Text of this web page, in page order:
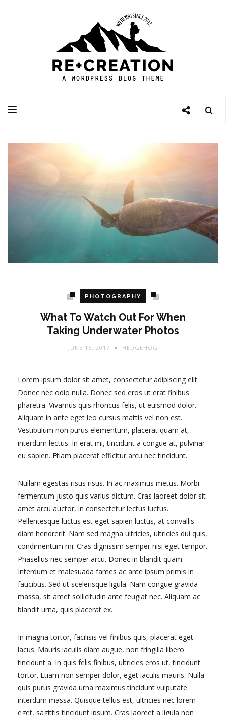
PHOTOGRAPHY
What To Watch Out For When
Taking Underwater Photos
JUNE 15, 2017 HEDGEHOG
Lorem ipsum dolor sit amet, consectetur adipiscing elit.
Donec nec odio nulla. Donec sed eros ut erat finibus
pharetra. Vivamus quis rhoncus felis, ut euismod dolor.
Aliquam in ante eget leo cursus mattis vel non est.
Vestibulum non purus elementum, placerat quam at,
interdum lectus. In erat mi, tincidunt a congue at, pulvinar
eu sapien. Etiam placerat efficitur arcu nec tincidunt.
Nullam egestas risus risus. In ac maximus metus. Morbi
fermentum justo quis varius dictum. Cras laoreet dolor sit
amet arcu auctor, in consectetur lectus luctus.
Pellentesque luctus est eget sapien luctus, at convallis
diam hendrerit. Nam sed magna ultricies, ultricies dui quis,
condimentum mi. Cras dignissim semper nisi eget tempor.
Phasellus nec semper arcu. Donec in blandit quam.
Interdum et malesuada fames ac ante ipsum primis in
faucibus. Sed ut scelerisque ligula. Nam congue gravida
massa, sit amet sollicitudin ante feugiat nec. Aliquam ac
blandit urna, quis placerat ex.
In magna tortor, facilisis vel finibus quis, placerat eget
lacus. Mauris iaculis diam augue, non fringilla libero
tincidunt a. In quis felis finibus, ultricies eros ut, tincidunt
tortor. Etiam non semper dolor, eget iaculis mauris. Nulla
quis purus gravida urna maximus tincidunt vulputate
interdum massa. Quisque tellus est, ultricies nec lorem
eget, sagittis tincidunt ipsum. Cras laoreet a ligula non